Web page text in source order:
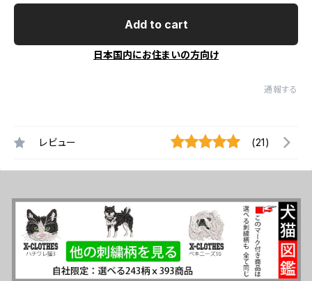
Add to cart
日本国内にお住まいの方向け
通報する
レビュー (21)